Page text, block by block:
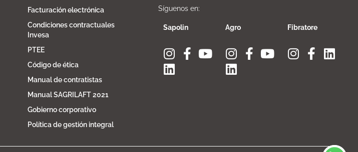
Facturación electrónica
Condiciones contractuales
Invesa
PTEE
Código de ética
Manual de contratistas
Manual SAGRILAFT 2021
Gobierno corporativo
Política de gestión integral
Síguenos en:
Sapolin Agro Fibratore